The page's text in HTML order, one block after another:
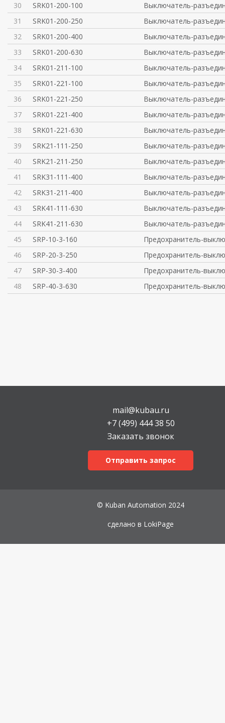
30
SRK01-200-100
Выключатель-
31
SRK01-200-250
Выключатель-
32
SRK01-200-400
Выключатель-
33
SRK01-200-630
Выключатель-
34
SRK01-211-100
Выключатель-
35
SRK01-221-100
Выключатель-
36
SRK01-221-250
Выключатель-
37
SRK01-221-400
Выключатель-
38
SRK01-221-630
Выключатель-
39
SRK21-111-250
Выключатель-
40
SRK21-211-250
Выключатель-
41
SRK31-111-400
Выключатель-
42
SRK31-211-400
Выключатель-
43
SRK41-111-630
Выключатель-
44
SRK41-211-630
Выключатель-
45
SRP-10-3-160
Предохранитель-
46
SRP-20-3-250
Предохранитель-
47
SRP-30-3-400
Предохранитель-
48
SRP-40-3-630 Предохранитель-
mail@kubau.ru
+7 (499) 444 38 50
Заказать звонок
Отправить запрос
© Kuban Automation 2024
сделано в LokiPage